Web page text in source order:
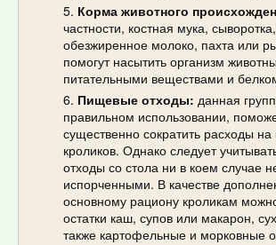
Корма животного
частности, костная мука, сыворотка,
обезжиренное молоко, пахта или
помогут насытить организм
питательными веществами и
Пищевые отходы: данная
правильном использовании,
существенно сократить расходы
кроликов. Однако следует
отходы со стола ни в коем случае
испорченными. В качестве
основному рациону кроликам
остатки каш, супов или макарон,
также картофельные и морковные